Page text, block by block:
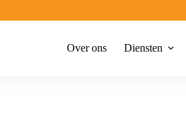
Over ons Diensten